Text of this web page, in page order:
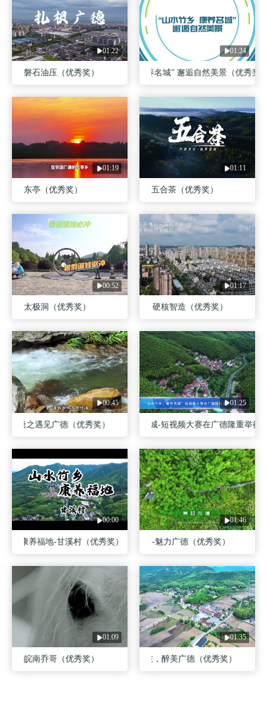
01:22
磐石油压（优秀奖）
01:24
“山水竹乡 康养名城” 邂逅自然美景（优秀奖）
01:19
东亭（优秀奖）
01:11
五合茶（优秀奖）
00:52
太极洞（优秀奖）
01:17
山水康养 硬核智造（优秀奖）
00:45
相逢之遇见广德（优秀奖）
01:25
山水竹乡、康养名城-短视频大赛在广德隆重举行（
00:00
，康养福地-甘溪村（优秀奖）
01:46
康养名城--魅力广德（优秀奖）
01:09
皖南乔哥（优秀奖）
01:35
自“游”自在，醉美广德（优秀奖）